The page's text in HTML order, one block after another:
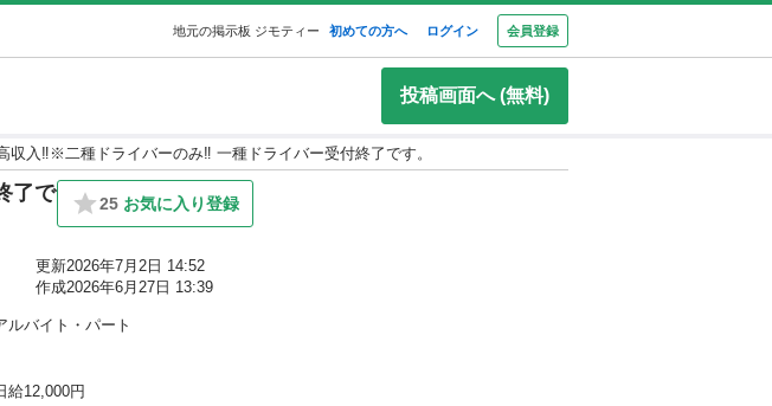
地元の掲示板 ジモティー 初めての方へ ログイン 会員登録
投稿画面へ (無料)
収入‼️※二種ドライバーのみ‼️ 一種ドライバー受付終了です。
了で
25 お気に入り登録
更新2026年7月2日 14:52
作成2026年6月27日 13:39
ルバイト・パート
給12,000円